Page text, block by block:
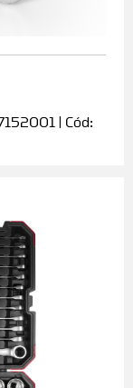
| Cód: